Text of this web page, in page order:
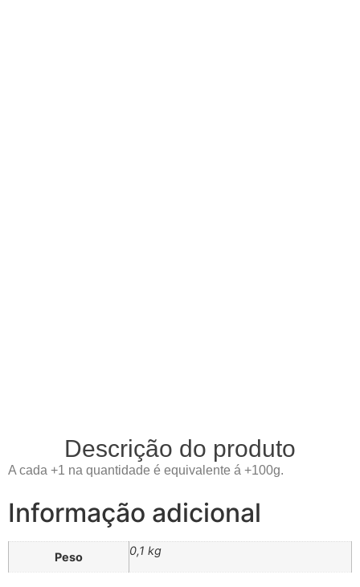
Descrição do produto
A cada +1 na quantidade é equivalente á +100g.
Informação adicional
Peso 0,1 kg